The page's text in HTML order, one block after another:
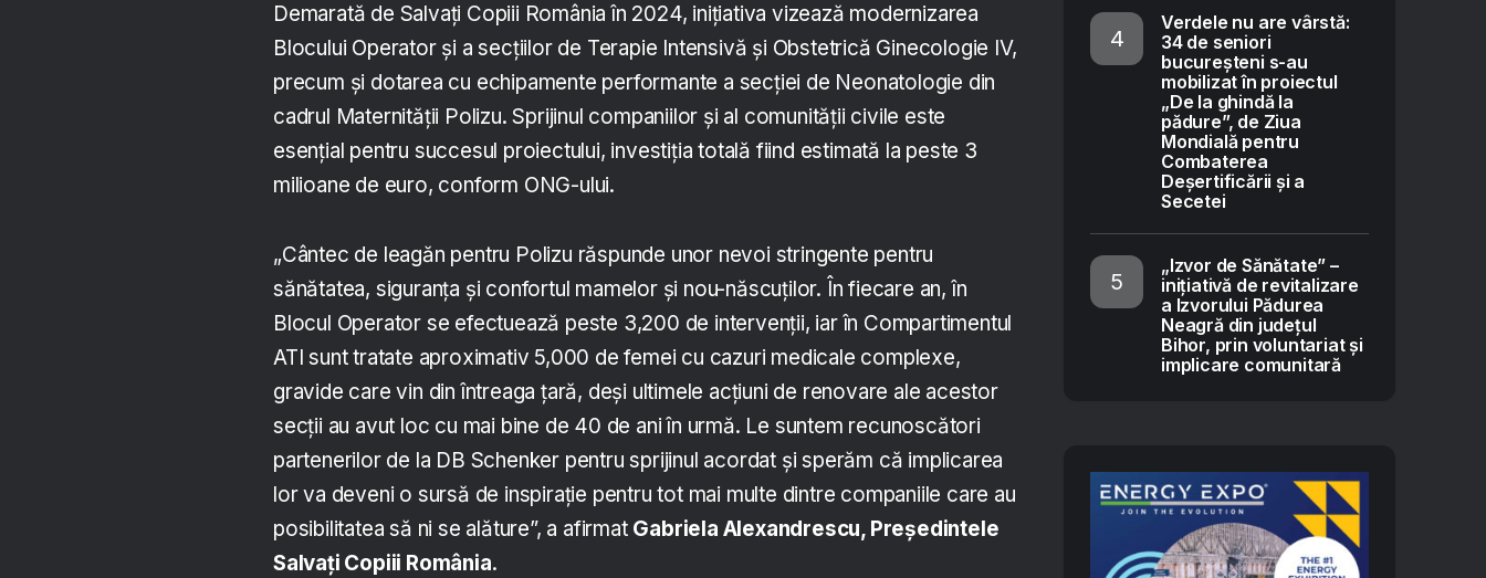
Demarată de Salvați Copiii România în 2024, inițiativa vizează modernizarea
Blocului Operator și a secțiilor de Terapie Intensivă și Obstetrică Ginecologie IV,
precum și dotarea cu echipamente performante a secției de Neonatologie din
cadrul Maternității Polizu. Sprijinul companiilor și al comunității civile este
esențial pentru succesul proiectului, investiția totală fiind estimată la peste 3
milioane de euro, conform ONG-ului.
„Cântec de leagăn pentru Polizu răspunde unor nevoi stringente pentru
sănătatea, siguranța și confortul mamelor și nou-născuților. În fiecare an, în
Blocul Operator se efectuează peste 3,200 de intervenții, iar în Compartimentul
ATI sunt tratate aproximativ 5,000 de femei cu cazuri medicale complexe,
gravide care vin din întreaga țară, deși ultimele acțiuni de renovare ale acestor
secții au avut loc cu mai bine de 40 de ani în urmă. Le suntem recunoscători
partenerilor de la DB Schenker pentru sprijinul acordat și sperăm că implicarea
lor va deveni o sursă de inspirație pentru tot mai multe dintre companiile care au
posibilitatea să ni se alăture”, a afirmat Gabriela Alexandrescu, Președintele
Salvați Copiii România.
Verdele nu are vârstă:
34 de seniori
bucureșteni s-au
mobilizat în proiectul
„De la ghindă la
pădure”, de Ziua
Mondială pentru
Combaterea
Deșertificării și a
Secetei
„Izvor de Sănătate” –
inițiativă de revitalizare
a Izvorului Pădurea
Neagră din județul
Bihor, prin voluntariat și
implicare comunitară